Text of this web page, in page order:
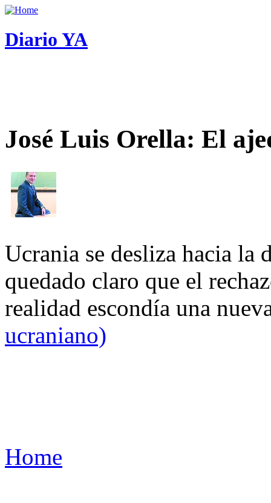
Diario YA
José Luis Orella: El
Ucrania se desliza hacia
quedado claro que el
realidad escondía una
ucraniano)
Home